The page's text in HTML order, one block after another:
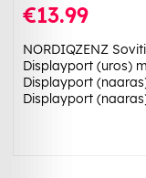
€13.99
NORDIQZENZ
Displayport (uros)
Displayport
Displayport